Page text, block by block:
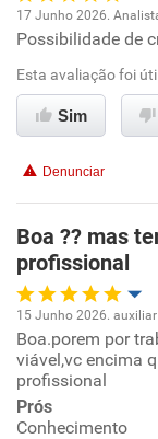
Oportunidade de
Ambiente de
Benefícios
Recomenda
Não
17 Junho 2026.
Possibilidade de
Esta avaliação foi
Sim
Denunciar
Boa ?? mas
profissional
Oportunidade de
15 Junho 2026.
Boa.porem por
viável,vc encima
profissional
Prós
Conhecimento